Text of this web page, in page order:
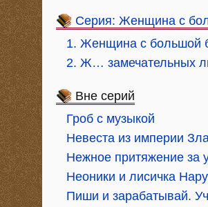
Серия: Женщина с
1. Женщина с большой
2. Ж… замечательных
Вне серий
Гроб с музыкой
Невеста из империи
Нежное притяжение за
Неоники и лисичка
Пиши и зарабатывай.